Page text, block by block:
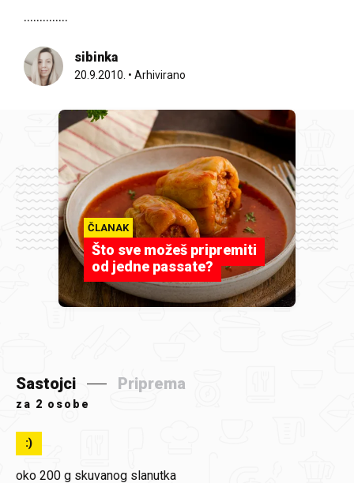
..............
sibinka
20.9.2010. • Arhivirano
ČLANAK
Što sve možeš pripremiti
od jedne passate?
Sastojci Priprema
za 2 osobe
:)
oko 200 g skuvanog slanutka